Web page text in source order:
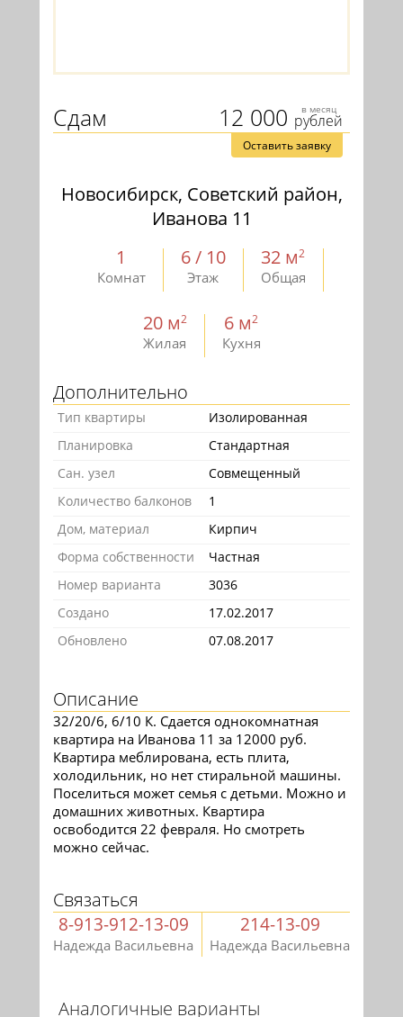
12 000 в месяц
рублей
Сдам
Оставить заявку
Новосибирск, Советский район,
Иванова 11
1
Комнат
6 / 10
Этаж
32 м2
Общая
20 м2
Жилая
6 м2
Кухня
Дополнительно
Тип квартиры
Изолированная
Планировка
Стандартная
Сан. узел
Совмещенный
Количество балконов
1
Дом, материал
Кирпич
Форма собственности
Частная
Номер варианта
3036
Создано
17.02.2017
Обновлено
07.08.2017
Описание
32/20/6, 6/10 К. Сдается однокомнатная
квартира на Иванова 11 за 12000 руб.
Квартира меблирована, есть плита,
холодильник, но нет стиральной машины.
Поселиться может семья с детьми. Можно и
домашних животных. Квартира
освободится 22 февраля. Но смотреть
можно сейчас.
Связаться
8-913-912-13-09
Надежда Васильевна
214-13-09
Надежда Васильевна
Аналогичные варианты